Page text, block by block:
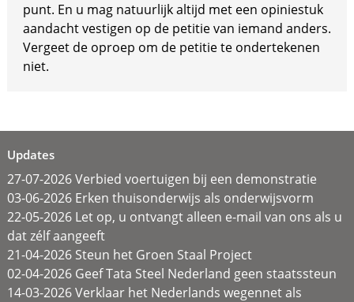
punt. En u mag natuurlijk altijd met een opiniestuk
aandacht vestigen op de petitie van iemand anders.
Vergeet de oproep om de petitie te ondertekenen
niet.
Updates
27-07-2026 Verbied voertuigen bij een demonstratie
03-06-2026 Erken thuisonderwijs als onderwijsvorm
22-05-2026 Let op, u ontvangt alleen e-mail van ons als u
dat zélf aangeeft
21-04-2026 Steun het Groen Staal Project
02-04-2026 Geef Tata Steel Nederland geen staatssteun
14-03-2026 Verklaar het Nederlands wegennet als